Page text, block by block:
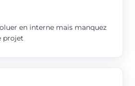
en interne mais manquez
projet